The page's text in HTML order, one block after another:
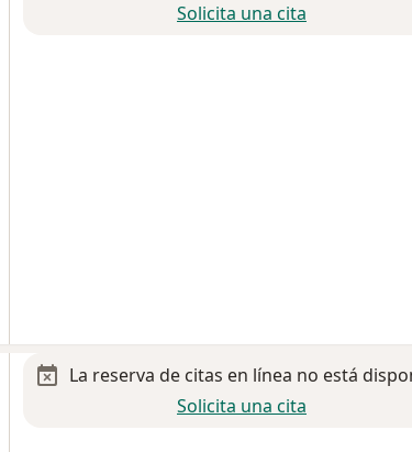
Solicita una cita
La reserva de citas en línea no está
Solicita una cita